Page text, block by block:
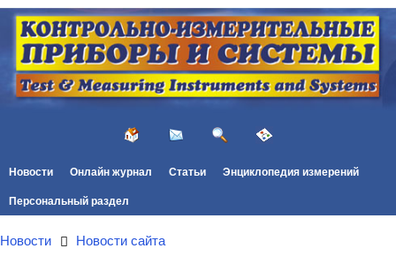
Новости Онлайн журнал Статьи Энциклопедия измерений
Персональный раздел
Новости
Новости сайта